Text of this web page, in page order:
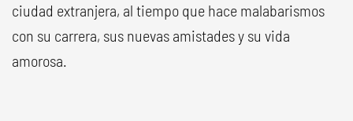
ciudad extranjera, al tiempo que hace malabarismos
con su carrera, sus nuevas amistades y su vida
amorosa.